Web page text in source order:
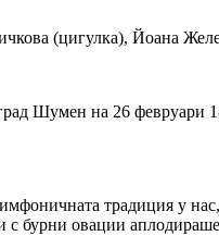
(цигулка), Йоана
Шумен на 26
традиция у
с бурни овации